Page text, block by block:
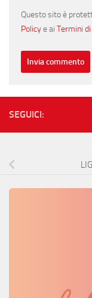
Questo sito è
Policye ai Termini
SEGUICI: